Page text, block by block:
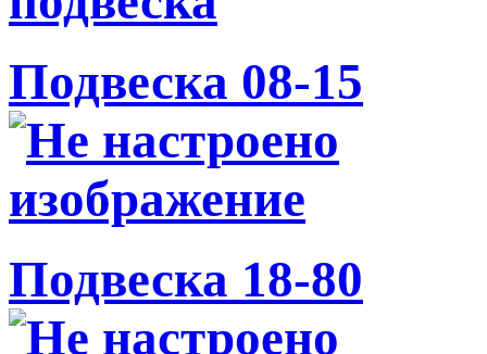
Подвеска 08-15
Подвеска 18-80